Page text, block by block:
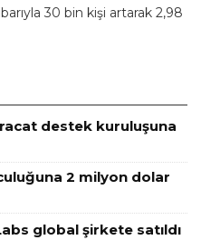
30 bin kişi artarak 2,98
destek kuruluşuna
2 milyon dolar
global şirkete satıldı